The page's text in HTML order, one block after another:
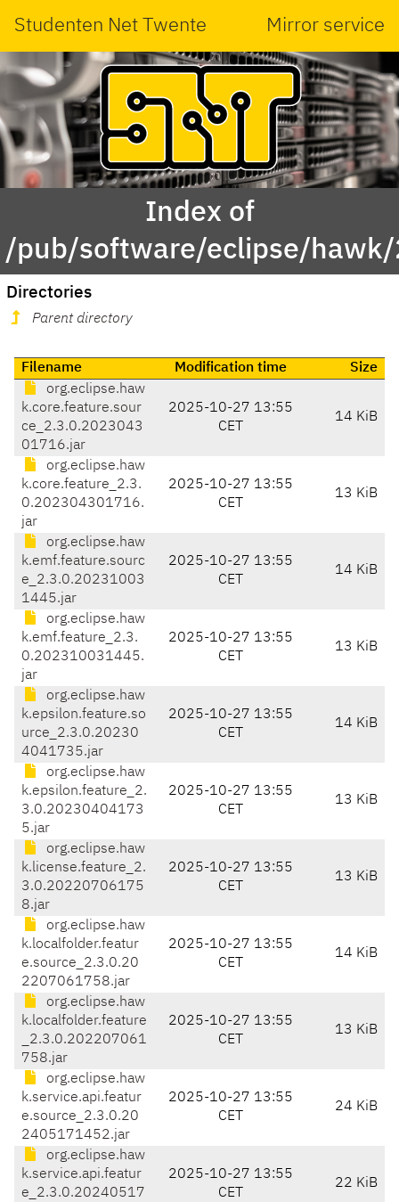
Studenten Net Twente Mirror service
Index of
/pub/software/eclipse/
Directories
Parent directory
Filename Modification time
Size
org.eclipse.haw
k.core.feature.sour
ce_2.3.0.2023043
01716.jar
2025-10-27 13:55
CET
14 KiB
org.eclipse.haw
k.core.feature_2.3.
0.202304301716.
jar
2025-10-27 13:55
CET
13 KiB
org.eclipse.haw
k.emf.feature.sourc
e_2.3.0.20231003
1445.jar
2025-10-27 13:55
CET
14 KiB
org.eclipse.haw
k.emf.feature_2.3.
0.202310031445.
jar
2025-10-27 13:55
CET
13 KiB
org.eclipse.haw
k.epsilon.feature.so
urce_2.3.0.20230
4041735.jar
2025-10-27 13:55
CET
14 KiB
org.eclipse.haw
k.epsilon.feature_2.
3.0.20230404173
5.jar
2025-10-27 13:55
CET
13 KiB
org.eclipse.haw
k.license.feature_2.
3.0.20220706175
8.jar
2025-10-27 13:55
CET
13 KiB
org.eclipse.haw
k.localfolder.featur
e.source_2.3.0.20
2207061758.jar
2025-10-27 13:55
CET
14 KiB
org.eclipse.haw
k.localfolder.feature
_2.3.0.202207061
758.jar
2025-10-27 13:55
CET
13 KiB
org.eclipse.haw
k.service.api.featur
e.source_2.3.0.20
2405171452.jar
2025-10-27 13:55
CET
24 KiB
org.eclipse.haw
k.service.api.featur
e_2.3.0.20240517
2025-10-27 13:55
CET
22 KiB